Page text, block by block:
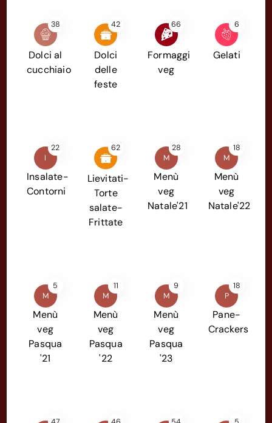
38
Dolci al
cucchiaio
42
Dolci
delle
feste
66
Formaggi
veg
6
Gelati
I
22
Insalate-
Contorni
62
Lievitati-
Torte
salate-
Frittate
M
28
Menù
veg
Natale'21
M
18
Menù
veg
Natale'22
M
5
Menù
veg
Pasqua
'21
M
11
Menù
veg
Pasqua
'22
M
9
Menù
veg
Pasqua
'23
P
18
Pane-
Crackers